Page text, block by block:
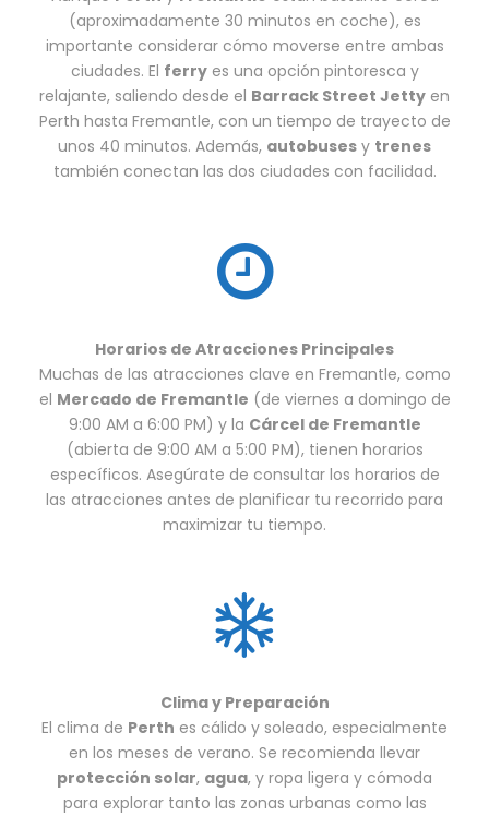
(aproximadamente 30 minutos en coche), es
importante considerar cómo moverse entre ambas
ciudades. El ferryes una opción pintoresca y
relajante, saliendo desde el Barrack Street Jetty en
Perth hasta Fremantle, con un tiempo de trayecto de
unos 40 minutos. Además, autobuses y trenes
también conectan las dos ciudades con facilidad.
Horarios de Atracciones Principales
Muchas de las atracciones clave en Fremantle, como
el Mercado de Fremantle (de viernes a domingo de
9:00 AM a 6:00 PM) y la Cárcel de Fremantle
(abierta de 9:00 AM a 5:00 PM), tienen horarios
específicos. Asegúrate de consultar los horarios de
las atracciones antes de planificar tu recorrido para
maximizar tu tiempo.
Clima y Preparación
El clima de Perth es cálido y soleado, especialmente
en los meses de verano. Se recomienda llevar
protección solar, agua, y ropa ligera y cómoda
para explorar tanto las zonas urbanas como las